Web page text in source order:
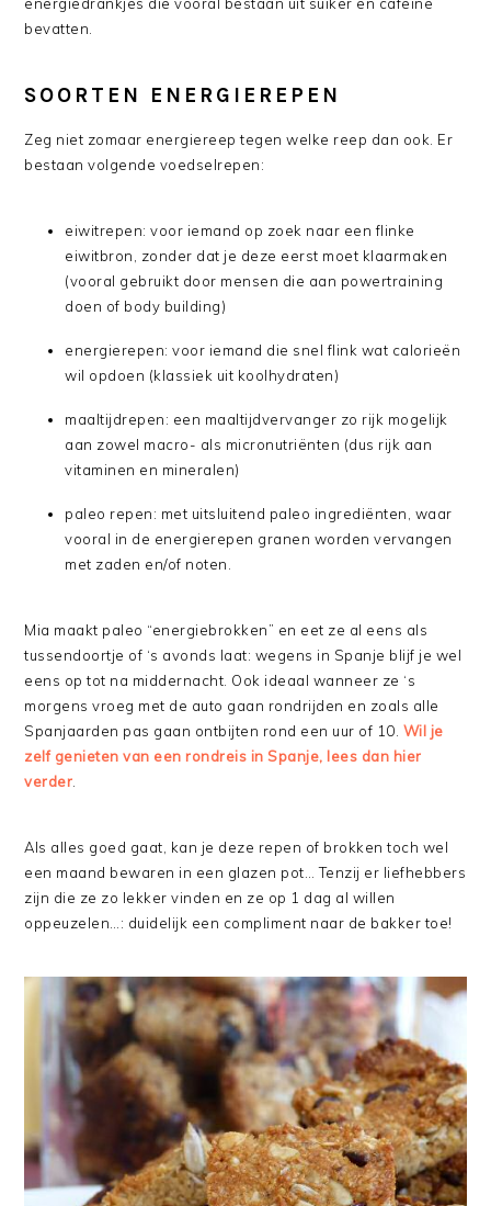
bevatten.
SOORTEN ENERGIEREPEN
Zeg niet zomaar energiereep tegen welke reep dan ook. Er
bestaan volgende voedselrepen:
eiwitrepen: voor iemand op zoek naar een flinke
eiwitbron, zonder dat je deze eerst moet klaarmaken
(vooral gebruikt door mensen die aan powertraining
doen of body building)
energierepen: voor iemand die snel flink wat calorieën
wil opdoen (klassiek uit koolhydraten)
maaltijdrepen: een maaltijdvervanger zo rijk mogelijk
aan zowel macro- als micronutriënten (dus rijk aan
vitaminen en mineralen)
paleo repen: met uitsluitend paleo ingrediënten, waar
vooral in de energierepen granen worden vervangen
met zaden en/of noten.
Mia maakt paleo “energiebrokken” en eet ze al eens als
tussendoortje of ‘s avonds laat: wegens in Spanje blijf je wel
eens op tot na middernacht. Ook ideaal wanneer ze ‘s
morgens vroeg met de auto gaan rondrijden en zoals alle
Spanjaarden pas gaan ontbijten rond een uur of 10. Wil je
zelf genieten van een rondreis in Spanje, lees dan hier
verder
Als alles goed gaat, kan je deze repen of brokken toch wel
een maand bewaren in een glazen pot… Tenzij er liefhebbers
zijn die ze zo lekker vinden en ze op 1 dag al willen
oppeuzelen…: duidelijk een compliment naar de bakker toe!